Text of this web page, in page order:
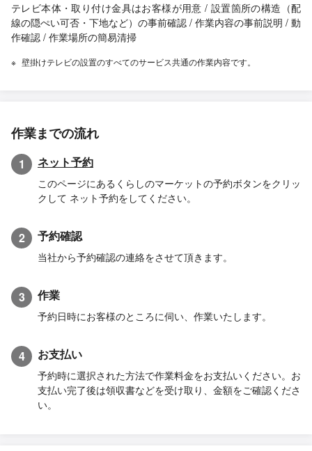
テレビ本体・取り付け金具はお客様が用意 / 設置箇所の構造（配
線の隠ぺい可否・下地など）の事前確認 / 作業内容の事前説明 / 動
作確認 / 作業場所の簡易清掃
壁掛けテレビの設置のすべてのサービス共通の作業内容です。
作業までの流れ
1 ネット予約
このページにあるくらしのマーケットの予約ボタンをクリッ
クして ネット予約をしてください。
2 予約確認
当社から予約確認の連絡をさせて頂きます。
3 作業
予約日時にお客様のところに伺い、作業いたします。
4 お支払い
予約時に選択された方法で作業料金をお支払いください。お
支払い完了後は領収書などを受け取り、金額をご確認くださ
い。